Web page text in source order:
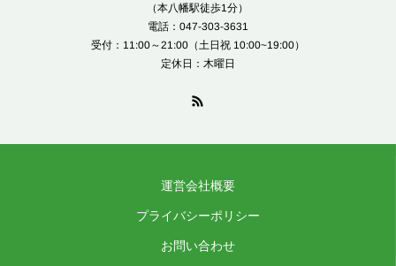
（本八幡駅徒歩1分）
電話：047-303-3631
受付：11:00～21:00（土日祝 10:00~19:00）
定休日：木曜日
運営会社概要
プライバシーポリシー
お問い合わせ